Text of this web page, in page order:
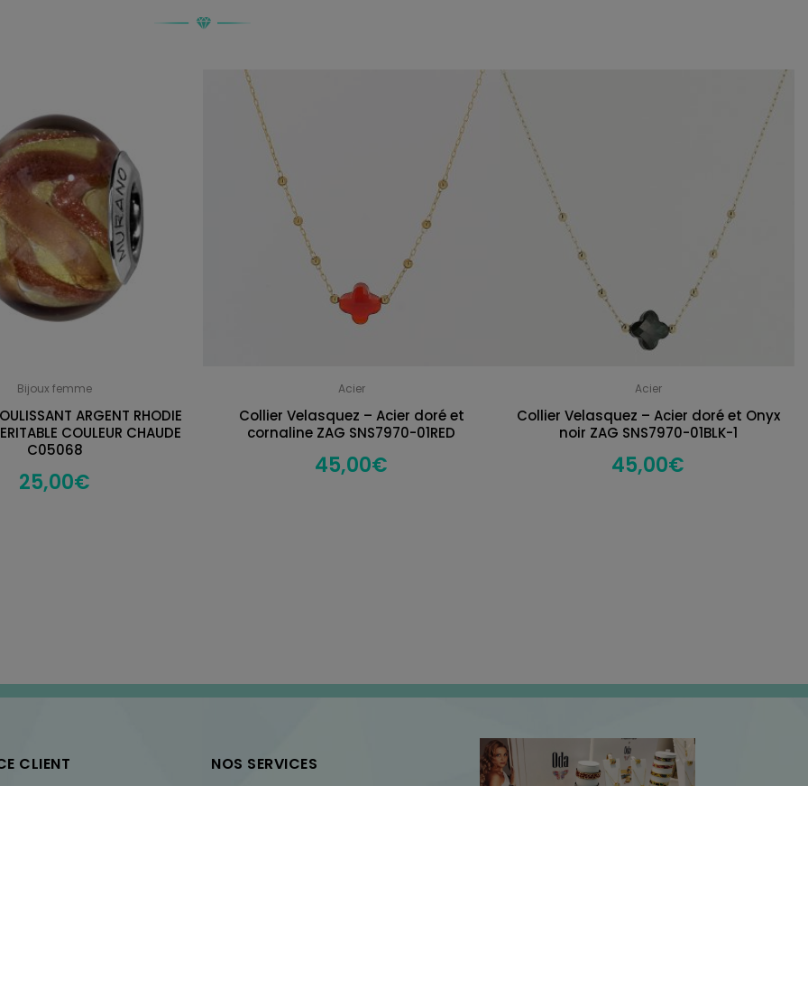
Bijoux femme
ARGENT RHODIE
COULEUR CHAUDE
C05068
25,00€
Acier
Collier Velasquez – Acier doré et
cornaline ZAG SNS7970-01RED
45,00€
Acier
Collier Velasquez – Acier doré et Onyx
noir ZAG SNS7970-01BLK-1
45,00€
CLIENT NOS SERVICES